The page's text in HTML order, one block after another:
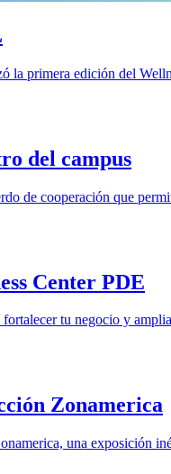
la primera edición del
del campus
de cooperación que
Center PDE
tu negocio y
Zonamerica
una exposición